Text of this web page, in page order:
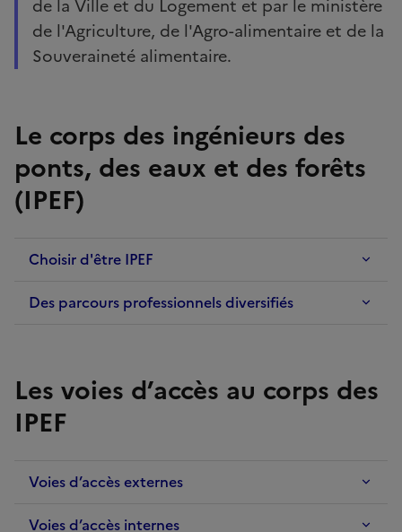
de la Ville et du Logement et par le ministère
de l'Agriculture, de l'Agro-alimentaire et de la
Souveraineté alimentaire.
Le corps des ingénieurs des
ponts, des eaux et des forêts
(IPEF)
Choisir d'être IPEF
Des parcours professionnels diversifiés
Les voies d’accès au corps des
IPEF
Voies d’accès externes
Voies d’accès internes